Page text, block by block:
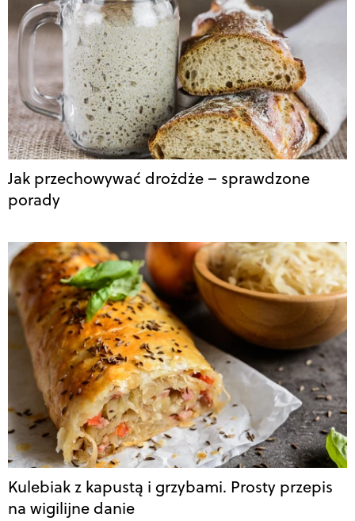
Jak przechowywać drożdże – sprawdzone
porady
Kulebiak z kapustą i grzybami. Prosty przepis
na wigilijne danie